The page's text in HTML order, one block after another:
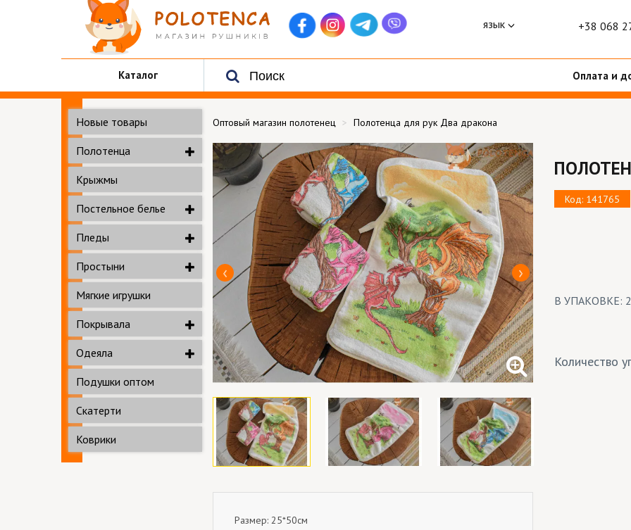
язык +38 068
Каталог Оплата и
Новые товары
Полотенца
Крыжмы
Постельное белье
Пледы
Простыни
Мягкие игрушки
Покрывала
Одеяла
Подушки оптом
Скатерти
Коврики
Оптовый магазин полотенец Полотенца для рук Два дракона
Размер: 25*50см
Код: 141765
В УПАКОВКЕ:
Количество